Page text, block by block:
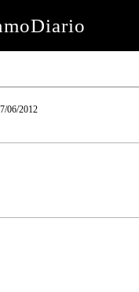
06/2012